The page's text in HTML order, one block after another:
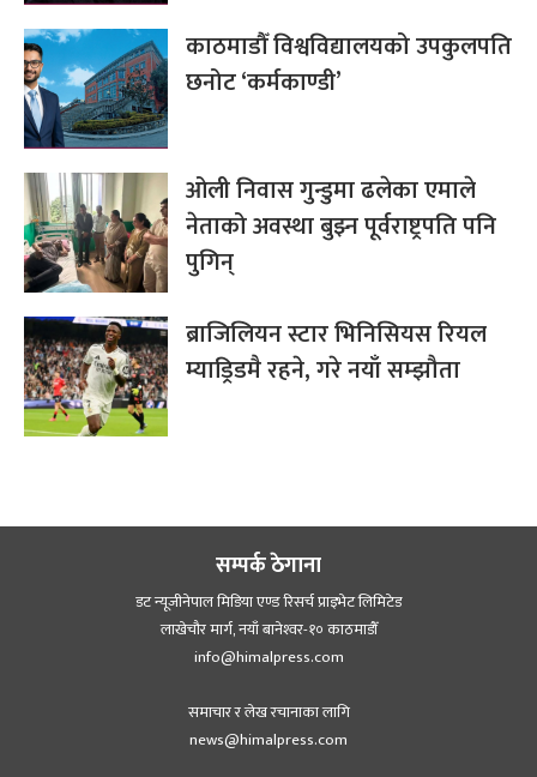
काठमाडौँ विश्वविद्यालयको उपकुलपति
छनोट ‘कर्मकाण्डी’
ओली निवास गुन्डुमा ढलेका एमाले
नेताको अवस्था बुझ्न पूर्वराष्ट्रपति पनि
पुगिन्
ब्राजिलियन स्टार भिनिसियस रियल
म्याड्रिडमै रहने, गरे नयाँ सम्झौता
सम्पर्क ठेगाना
डट न्यूजीनेपाल मिडिया एण्ड रिसर्च प्राइभेट लिमिटेड
लाखेचौर मार्ग, नयाँ बानेश्‍वर-१० काठमाडौँ
info@himalpress.com
समाचार र लेख रचानाका लागि
news@himalpress.com